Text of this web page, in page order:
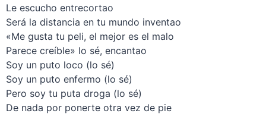
Le escucho entrecortao
Será la distancia en tu mundo inventao
«Me gusta tu peli, el mejor es el malo
Parece creíble» lo sé, encantao
Soy un puto loco (lo sé)
Soy un puto enfermo (lo sé)
Pero soy tu puta droga (lo sé)
De nada por ponerte otra vez de pie